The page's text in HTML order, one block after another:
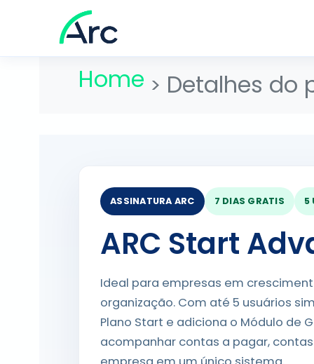
Home Detalhes do
ASSINATURA ARC 7 DIAS GRATIS 5
ARC Start
Ideal para empresas em
organização. Com até 5 usuários
Plano Start e adiciona o Módulo de
acompanhar contas a pagar,